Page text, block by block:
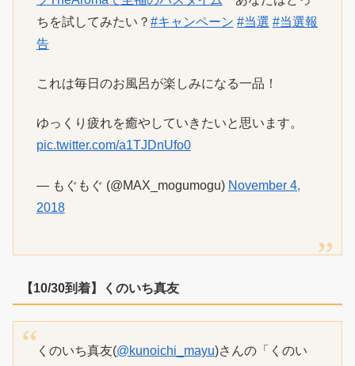
ちを試してみたい？ #キャンペーン #当選 #当選報
告
これは毎日のお風呂が楽しみになる一品！
ゆっくり疲れを癒やしていきたいと思います。
pic.twitter.com/a1TJDnUfo0
— もぐもぐ (@MAX_mogumogu) November 4,
2018
【10/30到着】くのいち真友
くのいち真友(@kunoichi_mayu)さんの「くのい